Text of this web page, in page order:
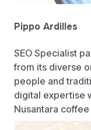
Pippo Ardilles
SEO Specialist
from its diverse
people and
digital expertise
Nusantara